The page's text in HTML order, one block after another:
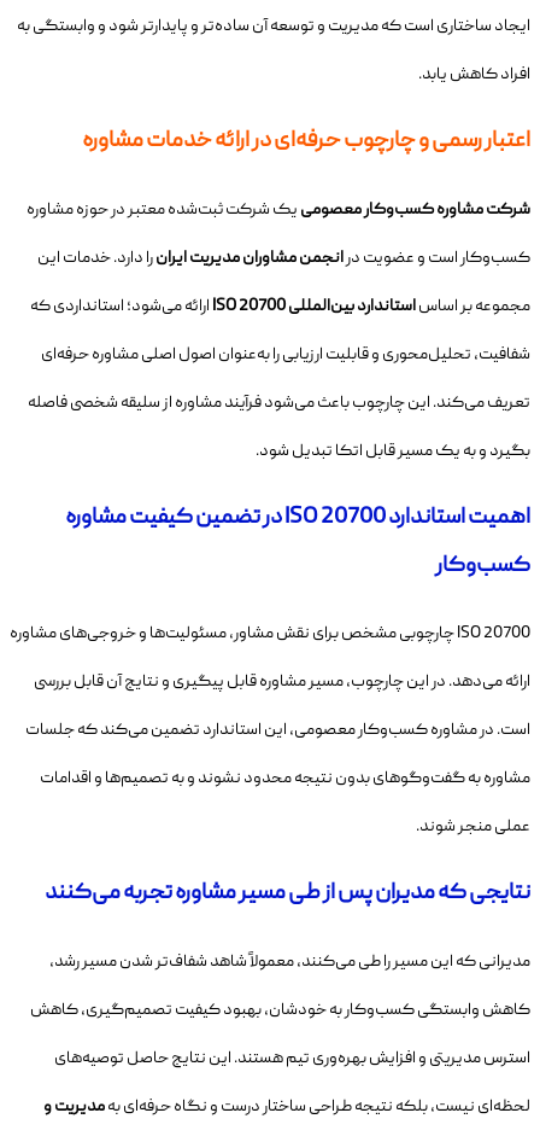
ایجاد ساختاری است که مدیریت و توسعه آن ساده‌تر و پایدارتر شود و وابستگی به
افراد کاهش یابد.
اعتبار رسمی و چارچوب حرفه‌ای در ارائه خدمات مشاوره
شرکت مشاوره کسب‌وکار معصومی یک شرکت ثبت‌شده معتبر در حوزه مشاوره
کسب‌وکار است و عضویت در انجمن مشاوران مدیریت ایرانرا دارد. خدمات این
مجموعه بر اساساستاندارد بین‌المللی ISO 20700
ارائه می‌شود؛ استانداردی که
شفافیت، تحلیل‌محوری و قابلیت ارزیابی را به‌عنوان اصول اصلی مشاوره حرفه‌ای
تعریف می‌کند. این چارچوب باعث می‌شود فرآیند مشاوره از سلیقه شخصی فاصله
بگیرد و به یک مسیر قابل اتکا تبدیل شود.
اهمیت استاندارد ISO 20700 در تضمین کیفیت مشاوره
کسب‌وکار
ISO 20700 چارچوبی مشخص برای نقش مشاور، مسئولیت‌ها و خروجی‌های مشاوره
ارائه می‌دهد. در این چارچوب، مسیر مشاوره قابل پیگیری و نتایج آن قابل بررسی
است. در مشاوره کسب‌وکار معصومی، این استاندارد تضمین می‌کند که جلسات
مشاوره به گفت‌وگوهای بدون نتیجه محدود نشوند و به تصمیم‌ها و اقدامات
عملی منجر شوند.
نتایجی که مدیران پس از طی مسیر مشاوره تجربه می‌کنند
مدیرانی که این مسیر را طی می‌کنند، معمولاً شاهد شفاف‌تر شدن مسیر رشد،
کاهش وابستگی کسب‌وکار به خودشان، بهبود کیفیت تصمیم‌گیری، کاهش
استرس مدیریتی و افزایش بهره‌وری تیم هستند. این نتایج حاصل توصیه‌های
لحظه‌ای نیست، بلکه نتیجه طراحی ساختار درست و نگاه حرفه‌ای بهمدیریت و